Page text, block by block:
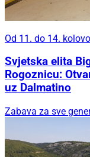
Od 11. do 14.
Svjetska elita
Rogoznicu:
uz Dalmatino
Zabava za sve